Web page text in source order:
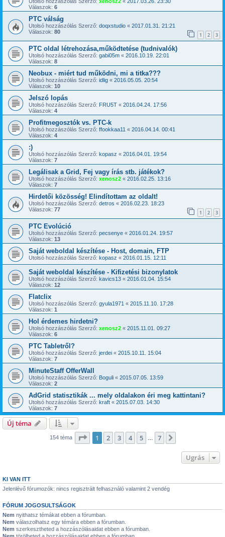
Válaszok: 6
PTC válság
Utolsó hozzászólás Szerző: doqxstudio « 2017.01.31. 21:21
Válaszok: 80 1 2 3
PTC oldal létrehozása,működtetése (tudnivalók)
Utolsó hozzászólás Szerző: gabi05m « 2016.10.19. 22:01
Válaszok: 8
Neobux - miért tud működni, mi a titka???
Utolsó hozzászólás Szerző: idlig « 2016.05.05. 20:54
Válaszok: 10
Jelszó lopás
Utolsó hozzászólás Szerző: FRU5T « 2016.04.24. 17:56
Válaszok: 4
Profitmegosztók vs. PTC-k
Utolsó hozzászólás Szerző: ffookkaa11 « 2016.04.14. 00:41
Válaszok: 4
:)
Utolsó hozzászólás Szerző: kopasz « 2016.04.01. 19:54
Válaszok: 7
Legálisak a Grid, Fej vagy írás stb. játékok?
Utolsó hozzászólás Szerző: xenosz2 « 2016.02.25. 13:16
Válaszok: 7
Hirdetői közösség! Elindítottam az oldalt!
Utolsó hozzászólás Szerző: detros « 2016.02.23. 18:23
Válaszok: 77 1 2 3
PTC Evolúció
Utolsó hozzászólás Szerző: pecsenye « 2016.01.24. 19:57
Válaszok: 13
Saját weboldal készítése - Host, domain, FTP
Utolsó hozzászólás Szerző: kopasz « 2016.01.15. 12:11
Saját weboldal készítése - Kifizetési bizonylatok
Utolsó hozzászólás Szerző: kavics13 « 2016.01.04. 15:54
Válaszok: 12
Flatclix
Utolsó hozzászólás Szerző: gyula1971 « 2015.11.10. 17:28
Válaszok: 1
Hol érdemes hirdetni?
Utolsó hozzászólás Szerző: xenosz2 « 2015.11.01. 09:27
Válaszok: 6
PTC Tabletről?
Utolsó hozzászólás Szerző: jerdei « 2015.10.11. 15:04
Válaszok: 7
MinuteStaff OfferWall
Utolsó hozzászólás Szerző: Boguli « 2015.07.05. 13:59
Válaszok: 2
AdGrid statisztikák ... mely oldalakon éri meg kattintani?
Utolsó hozzászólás Szerző: kraft « 2015.07.03. 14:30
Válaszok: 7
Új téma
154 téma Oldal:1 7
1 2 3 4 5 7
Ugrás
KI VAN ITT
Jelenlévő fórumozók: nincs regisztrált felhasználó valamint 2 vendég
FÓRUM JOGOSULTSÁGOK
Nem nyithatsz témákat ebben a fórumban.
Nem válaszolhatsz egy témára ebben a fórumban.
Nem szerkesztheted a hozzászólásaidat ebben a fórumban.
Nem törölheted a hozzászólásaidat ebben a fórumban.